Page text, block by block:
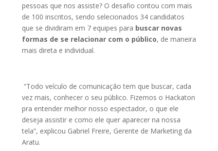
pessoas que nos assiste? O desafio contou com mais
de 100 inscritos, sendo selecionados 34 candidatos
que se dividiram em 7 equipes para buscar novas
formas de se relacionar com o público, de maneira
mais direta e individual.
“Todo veículo de comunicação tem que buscar, cada
vez mais, conhecer o seu público. Fizemos o Hackaton
pra entender melhor nosso espectador, o que ele
deseja assistir e como ele quer aparecer na nossa
tela”, explicou Gabriel Freire, Gerente de Marketing da
Aratu.